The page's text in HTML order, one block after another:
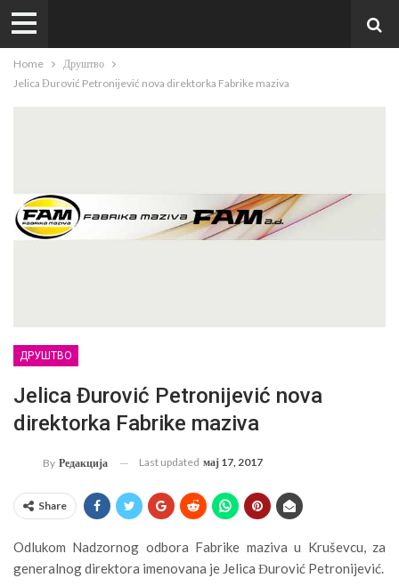
Home
Друштво
Jelica Đurović Petronijević nova direktorka Fabrike maziva
ДРУШТВО
Jelica Đurović Petronijević nova
direktorka Fabrike maziva
By Редакција Last updated мај 17, 2017
Share
Odlukom Nadzornog odbora Fabrike maziva u Kruševcu, za
generalnog direktora imenovana je Jelica Đurović Petronijević.